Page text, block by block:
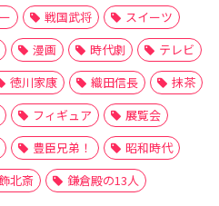
戦国武将
スイーツ
漫画 時代劇
テレビ
徳川家康 織田信長
抹茶
フィギュア
展覧会
豊臣兄弟！
昭和時代
北斎 鎌倉殿の13人